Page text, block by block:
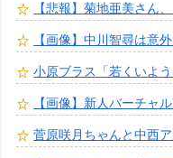
【悲報】菊地亜美さん
【画像】中川智尋は意
小原ブラス「若くいよ
【画像】新人バーチャ
菅原咲月ちゃんと中西